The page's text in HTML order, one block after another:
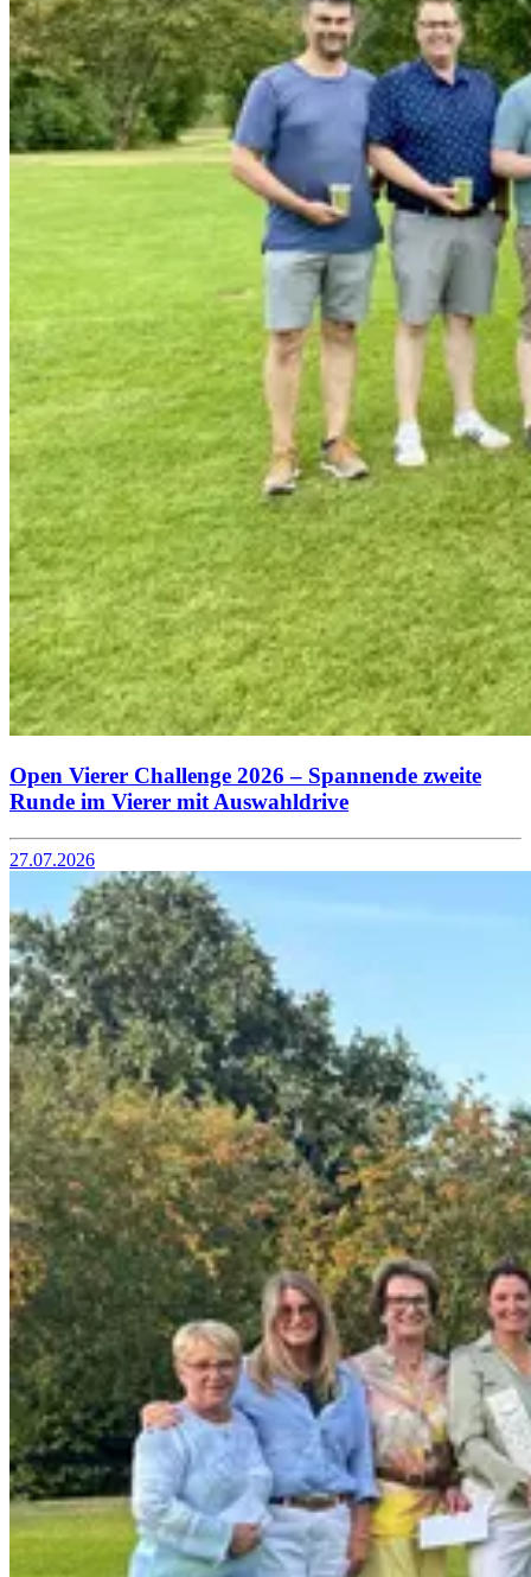
Open Vierer Challenge 2026 – Spannende zweite
Runde im Vierer mit Auswahldrive
27.07.2026